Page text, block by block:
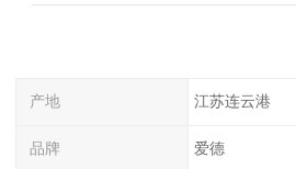
产地 江苏连云港
品牌 爱德